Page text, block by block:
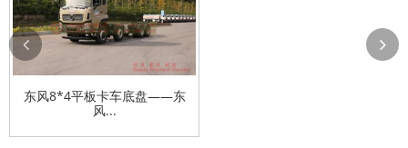
东风8*4平板卡车底盘——东
风...